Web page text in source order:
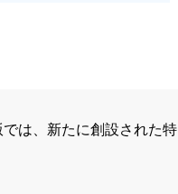
は、新たに創設された特